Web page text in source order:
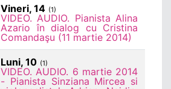
Vineri, 14 (1)
VIDEO. AUDIO. Pianista Alina
Azario în dialog cu Cristina
Comandaşu (11 martie 2014)
Luni, 10 (1)
VIDEO. AUDIO. 6 martie 2014
- Pianista Sinziana Mircea si